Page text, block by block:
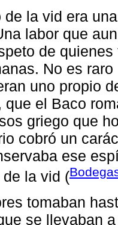
de la vid era
labor que
de
No es
uno propio
que el Baco
griego que
cobró un
ese
la vid (
tomaban
se llevaban